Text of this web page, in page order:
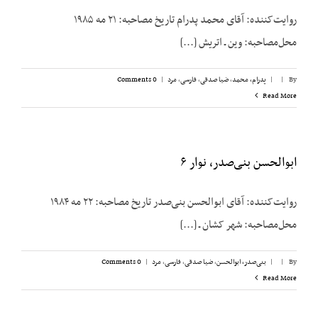
روایت‌کننده: آقای محمد پدرام تاریخ مصاحبه: ۲۱ مه ۱۹۸۵
محل‌مصاحبه: وین ـ اتریش [...]
By
|
| پدرام، محمد,ضیا صدقی,فارسی,مرد |
0 Comments
Read More
ابوالحسن بنی‌صدر، نوار ۶
روایت‌کننده: آقای ابوالحسن بنی‌صدر تاریخ مصاحبه: ۲۲ مه ۱۹۸۴
محل‌مصاحبه: شهر کشان ـ [...]
By
|
| بنی‌صدر، ابوالحسن,ضیا صدقی,فارسی,مرد |
0 Comments
Read More